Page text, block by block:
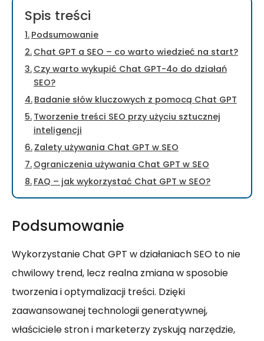
Spis treści
Podsumowanie
Chat GPT a SEO – co warto wiedzieć na start?
Czy warto wykupić Chat GPT-4o do działań
SEO?
Badanie słów kluczowych z pomocą Chat GPT
Tworzenie treści SEO przy użyciu sztucznej
inteligencji
Zalety używania Chat GPT w SEO
Ograniczenia używania Chat GPT w SEO
FAQ – jak wykorzystać Chat GPT w SEO?
Podsumowanie
Wykorzystanie Chat GPT w działaniach SEO to nie
chwilowy trend, lecz realna zmiana w sposobie
tworzenia i optymalizacji treści. Dzięki
zaawansowanej technologii generatywnej,
właściciele stron i marketerzy zyskują narzędzie,